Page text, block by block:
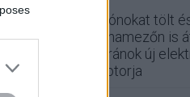
Drónokat tölt
aknamezőn is
ukránok új
motorja